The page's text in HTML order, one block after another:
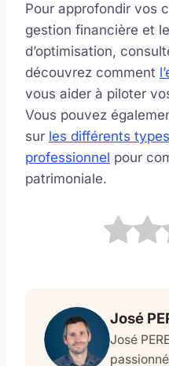
Pour approfondir vos
gestion financière et
d’optimisation,
découvrez comment
vous aider à piloter
Vous pouvez
sur les différents
professionnel pour
patrimoniale.
José
José